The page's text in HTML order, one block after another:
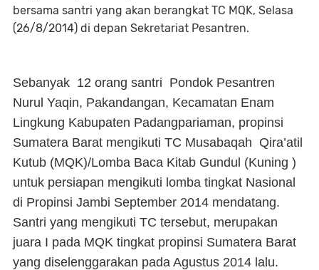
bersama santri yang akan berangkat TC MQK, Selasa
(26/8/2014) di depan Sekretariat Pesantren.
Sebanyak 12 orang santri Pondok Pesantren
Nurul Yaqin, Pakandangan, Kecamatan Enam
Lingkung Kabupaten Padangpariaman, propinsi
Sumatera Barat mengikuti TC Musabaqah Qira’atil
Kutub (MQK)/Lomba Baca Kitab Gundul (Kuning )
untuk persiapan mengikuti lomba tingkat Nasional
di Propinsi Jambi September 2014 mendatang.
Santri yang mengikuti TC tersebut, merupakan
juara I pada MQK tingkat propinsi Sumatera Barat
yang diselenggarakan pada Agustus 2014 lalu.